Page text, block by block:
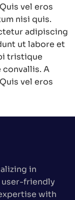
vel eros
nisi quis.
adipiscing
ut labore et
tristique
convallis. A
vel eros
in
user-friendly
with